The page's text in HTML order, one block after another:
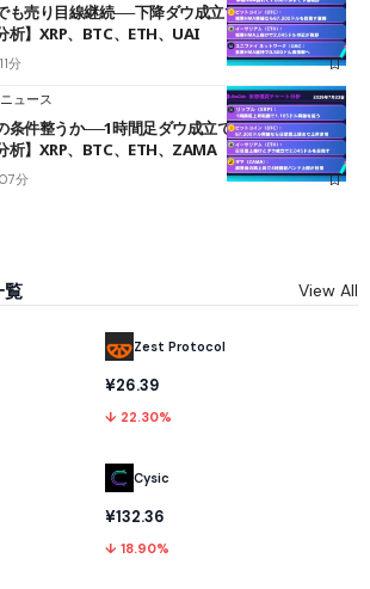
も売り目線継続──下降ダウ成立で下値追う展開
析】XRP、BTC、ETH、UAI
分
ニュース
条件整うか──1時間足ダウ成立で1.185ドルを狙う
析】XRP、BTC、ETH、ZAMA
分
覧 View All
Zest Protocol
¥26.39
↓ 22.30%
Cysic
¥132.36
↓ 18.90%